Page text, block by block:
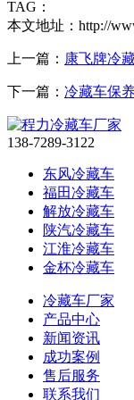
TAG：
本文地址：http://
上一篇： 康飞牌冷
下一篇： 冷藏车保
138-7289-3122
东风冷藏车
福田冷藏车
解放冷藏车
陕汽冷藏车
江淮冷藏车
金杯冷藏车
冷藏车厂家
产品中心
新闻资讯
成功案例
售后服务
联系我们